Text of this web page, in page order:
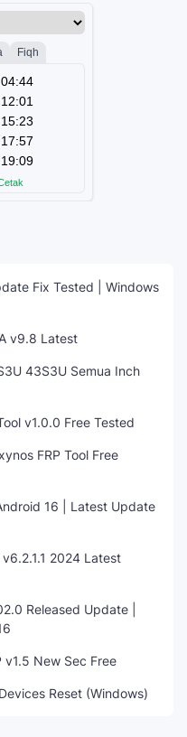
Fix Tested | Windows
v9.8 Latest
43S3U Semua Inch
v1.0.0 Free Tested
FRP Tool Free
16 | Latest Update
2024 Latest
Released Update |
v1.5 New Sec Free
Reset (Windows)